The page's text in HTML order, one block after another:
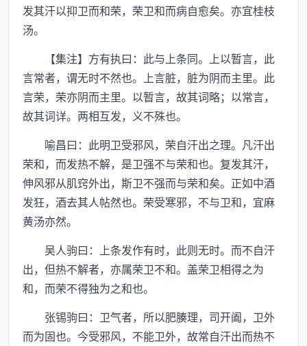
发其汗以抑卫而和荣，荣卫和而病自愈矣。亦宜桂枝
汤。
【集注】方有执曰：此与上条同。上以暂言，此
言常者，谓无时不然也。上言脏，脏为阴而主里。此
言荣，荣亦阴而主里。以暂言，故其词略；以常言，
故其词详。两相互发，义不殊也。
喻昌曰：此明卫受邪风，荣自汗出之理。凡汗出
荣和，而发热不解，是卫强不与荣和也。复发其汗，
伸风邪从肌窍外出，斯卫不强而与荣和矣。正如中酒
发狂，酒去其人帖然也。荣受寒邪，不与卫和，宜麻
黄汤亦然。
吴人驹曰：上条发作有时，此则无时。而不自汗
出，但热不解者，亦属荣卫不和。盖荣卫相得之为
和，而荣不得独为之和也。
张锡驹曰：卫气者，所以肥腠理，司开阖，卫外
而为固也。今受邪风，不能卫外，故常自汗出而热不